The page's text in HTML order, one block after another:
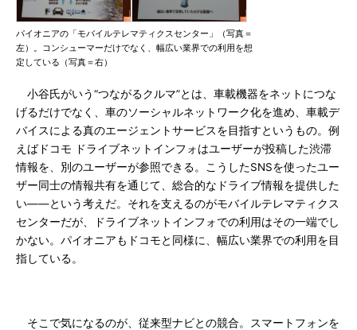
パイオニアの「モバイルテレマティクスセンター」（写真＝
左）。コンシューマーだけでなく、幅広い業界での利用を想
定している（写真＝右）
小谷氏がいう“つながるクルマ”とは、車載機器をネットにつな
げるだけでなく、車のソーシャルネットワーク化を進め、車載デ
バイスによる真のエージェントサービスを目指すというもの。例
えばドコモ ドライブネットインフォはユーザーが投稿した渋滞
情報を、別のユーザーが参照できる。こうしたSNSを使ったユー
ザー同士の情報共有を通じて、総合的なドライブ情報を提供した
い――という考えだ。それを支えるのがモバイルテレマティクス
センターだが、ドライブネットインフォでの利用はその一端でし
かない。パイオニアもドコモと同様に、幅広い業界での利用を目
指している。
そこで気になるのが、従来型ナビとの競合。スマートフォンを